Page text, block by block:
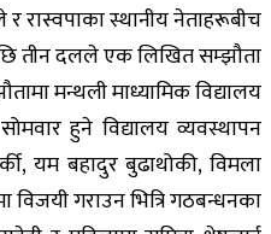
रास्वपाका स्थानीय नेताहरूबीच
तीन दलले एक लिखित सम्झौता
मन्थली माध्यामिक विद्यालय
हुने विद्यालय व्यवस्थापन
यम बहादुर बुढाथोकी, विमला
विजयी गराउन भित्रि गठबन्धनका